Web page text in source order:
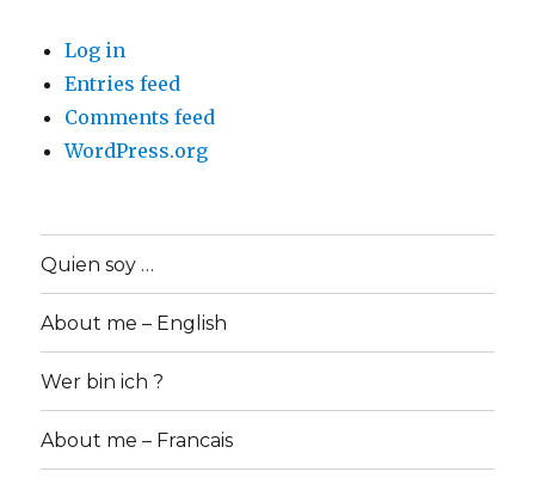
Log in
Entries feed
Comments feed
WordPress.org
Quien soy …
About me – English
Wer bin ich ?
About me – Francais